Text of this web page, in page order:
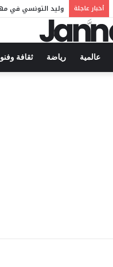
أخبار عاجلة وليد التونسي في
عالمية رياضة ثقافة